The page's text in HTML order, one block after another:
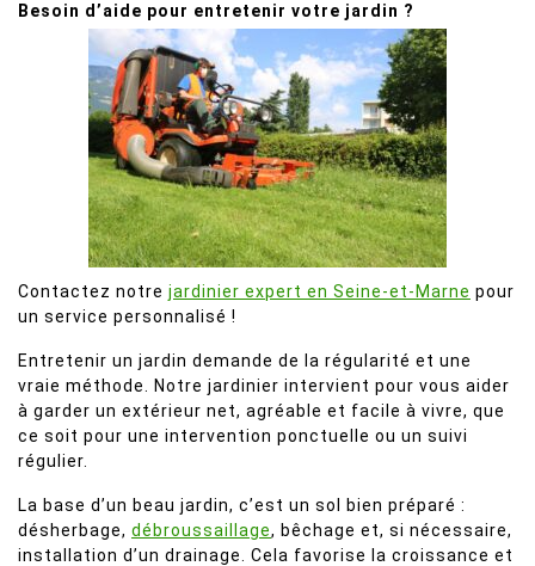
Besoin d’aide pour entretenir votre jardin ?
Contactez notre jardinier expert en Seine-et-Marne pour
un service personnalisé !
Entretenir un jardin demande de la régularité et une
vraie méthode. Notre jardinier intervient pour vous aider
à garder un extérieur net, agréable et facile à vivre, que
ce soit pour une intervention ponctuelle ou un suivi
régulier.
La base d’un beau jardin, c’est un sol bien préparé :
désherbage, débroussaillage, bêchage et, si nécessaire,
installation d’un drainage. Cela favorise la croissance et